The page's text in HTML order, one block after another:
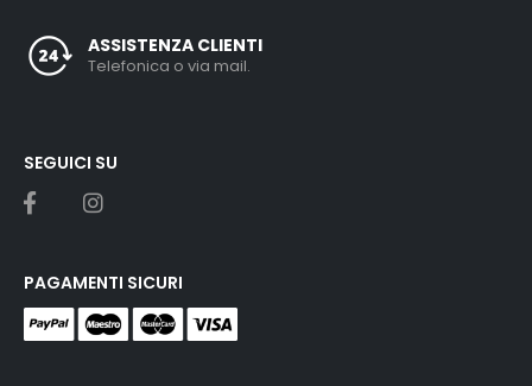
ASSISTENZA CLIENTI
Telefonica o via mail.
SEGUICI SU
PAGAMENTI SICURI